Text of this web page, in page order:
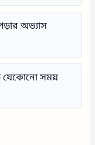
অভ্যাস
যেকোনো সময়